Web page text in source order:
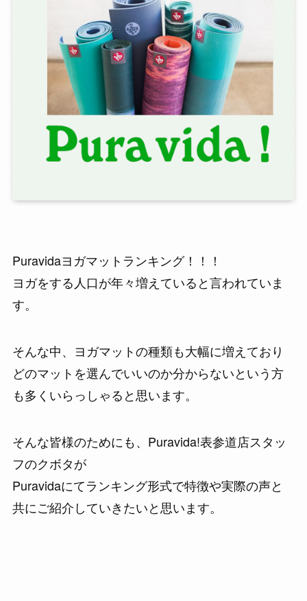
Puravidaヨガマットランキング！！！
ヨガをする人口が年々増えていると言われていま
す。
そんな中、ヨガマットの種類も大幅に増えており
どのマットを選んでいいのか分からないという方
も多くいらっしゃると思います。
そんな皆様のためにも、Puravida!表参道店スタッ
フのクボタが
Puravidaにてランキング形式で特徴や実際の声と
共にご紹介していきたいと思います。